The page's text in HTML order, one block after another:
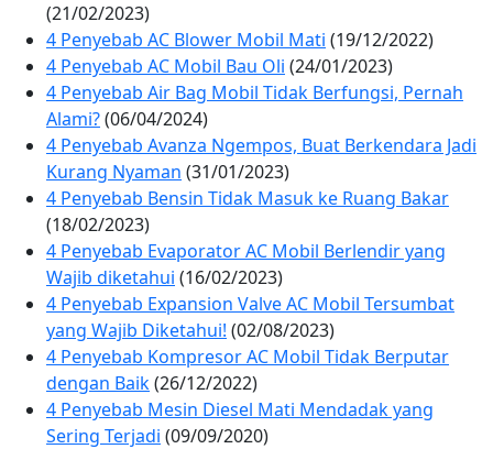
(21/02/2023)
4 Penyebab AC Blower Mobil Mati (19/12/2022)
4 Penyebab AC Mobil Bau Oli (24/01/2023)
4 Penyebab Air Bag Mobil Tidak Berfungsi, Pernah
Alami?(06/04/2024)
4 Penyebab Avanza Ngempos, Buat Berkendara Jadi
Kurang Nyaman (31/01/2023)
4 Penyebab Bensin Tidak Masuk ke Ruang Bakar
(18/02/2023)
4 Penyebab Evaporator AC Mobil Berlendir yang
Wajib diketahui (16/02/2023)
4 Penyebab Expansion Valve AC Mobil Tersumbat
yang Wajib Diketahui! (02/08/2023)
4 Penyebab Kompresor AC Mobil Tidak Berputar
dengan Baik(26/12/2022)
4 Penyebab Mesin Diesel Mati Mendadak yang
Sering Terjadi (09/09/2020)